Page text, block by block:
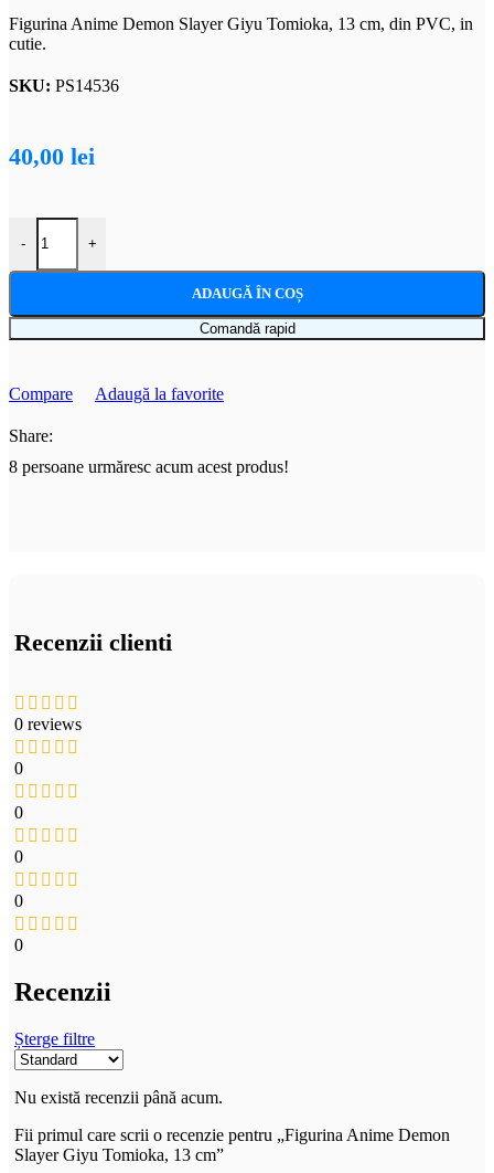
Figurina Anime Demon Slayer Giyu Tomioka, 13 cm, din PVC, in
cutie.
SKU: PS14536
40,00 lei
-
Cantitate Figurina Anime Demon Slayer Giyu Tomioka, 13 cm
+
ADAUGĂ ÎN COȘ
Comandă rapid
Compare Adaugă la favorite
Share:
8 persoane urmăresc acum acest produs!
Recenzii clienti
0 reviews
0
0
0
0
0
Recenzii
Șterge filtre
Nu există recenzii până acum.
Fii primul care scrii o recenzie pentru „Figurina Anime Demon
Slayer Giyu Tomioka, 13 cm”